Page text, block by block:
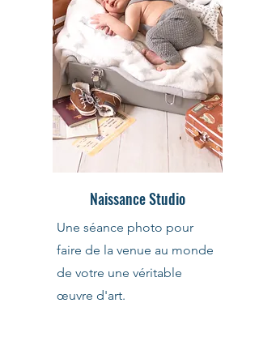
Naissance Studio
Une séance photo pour
faire de la venue au monde
de votre une véritable
œuvre d'art.